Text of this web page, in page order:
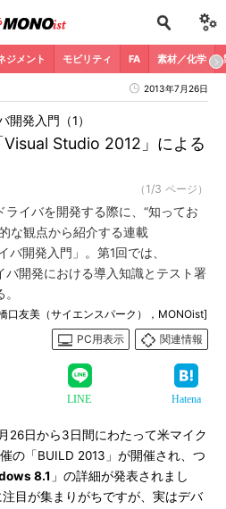
ジメント モビリティ FA 素材／化学
2013年7月26日
Studio 2012」による
発入門（1）
（1/3 ページ）
イバを開発する際に、“知ってお
な観点から紹介する連載
バ開発入門」。第1回では、
開発における導入知識とテスト署
口友美（サイエンスパーク），MONOist]
PC用表示
関連情報
LINE Hatena
26日から3日間にわたって米マイク
の「BUILD 2013」が開催され、つ
8.1 」の詳細が発表されまし
目が集まりがちですが、実はデバ